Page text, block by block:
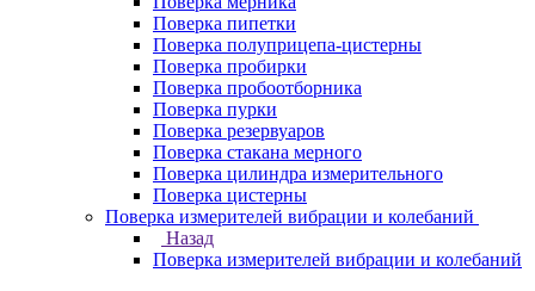
Поверка пипетки
Поверка полуприцепа-цистерны
Поверка пробирки
Поверка пробоотборника
Поверка пурки
Поверка резервуаров
Поверка стакана мерного
Поверка цилиндра измерительного
Поверка цистерны
Поверка измерителей вибрации и колебаний
Назад
Поверка измерителей вибрации и колебаний